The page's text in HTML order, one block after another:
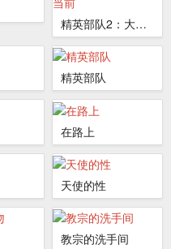
精英部队2：大敌当前
精英部队
在路上
天使的性
教宗的洗手间